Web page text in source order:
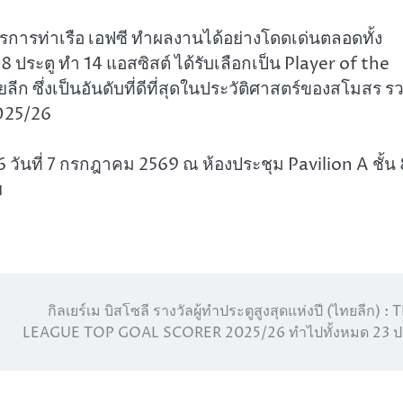
รท่าเรือ เอฟซี ทำผลงานได้อย่างโดดเด่นตลอดทั้ง
ประตู ทำ 14 แอสซิสต์ ได้รับเลือกเป็น Player of the
ซึ่งเป็นอันดับที่ดีที่สุดในประวัติศาสตร์ของสโมสร ร
26
วันที่ 7 กรกฎาคม 2569 ณ ห้องประชุม Pavilion A ชั้น
กิลเยร์เม บิสโซลี รางวัลผู้ทำประตูสูงสุดแห่งปี (ไทยลีก) :
LEAGUE TOP GOAL SCORER 2025/26 ทำไปทั้งหมด 23